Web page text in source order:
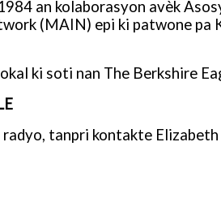
an kolaborasyon avèk
(MAIN) epi ki patwone pa
ki soti nan The Berkshire
tanpri kontakte